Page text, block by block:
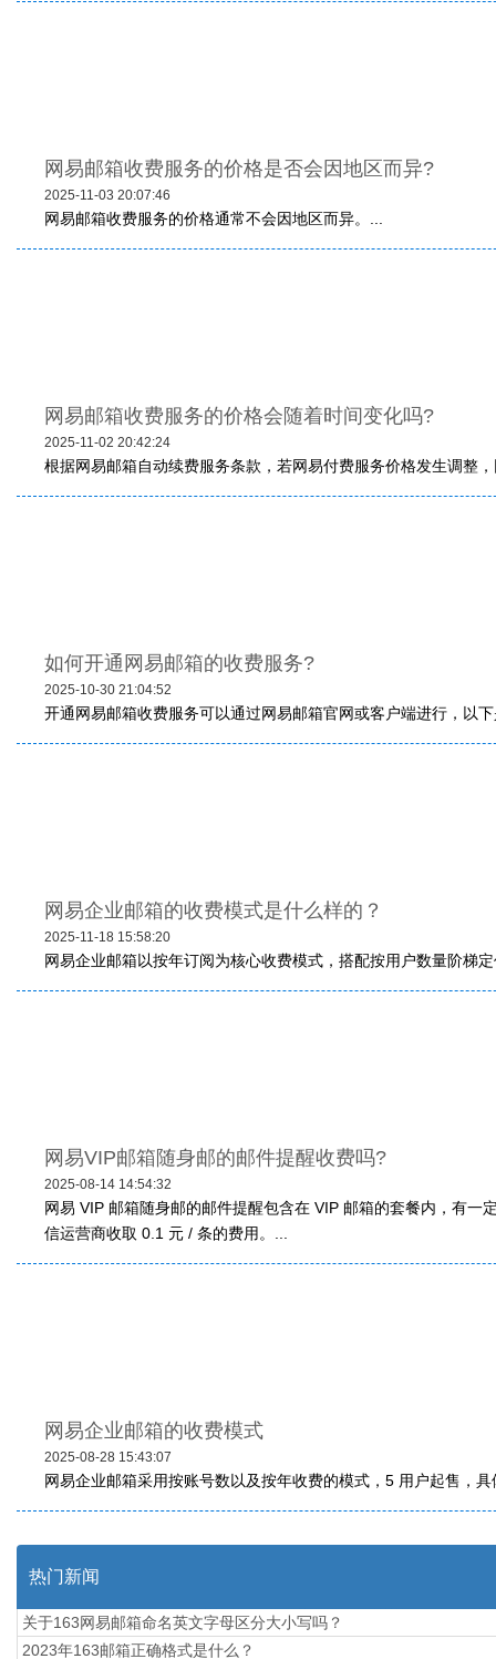
网易邮箱收费服务的价格是否会因地区而异?
2025-11-03 20:07:46
网易邮箱收费服务的价格通常不会因地区而异。...
网易邮箱收费服务的价格会随着时间变化吗?
2025-11-02 20:42:24
根据网易邮箱自动续费服务条款，若网易付费服务价格发生调整
如何开通网易邮箱的收费服务?
2025-10-30 21:04:52
开通网易邮箱收费服务可以通过网易邮箱官网或客户端进行，以
网易企业邮箱的收费模式是什么样的？
2025-11-18 15:58:20
网易企业邮箱以按年订阅为核心收费模式，搭配按用户数量阶梯
网易VIP邮箱随身邮的邮件提醒收费吗?
2025-08-14 14:54:32
网易 VIP 邮箱​随身邮的邮件提醒包含在 VIP 邮箱的套餐内，有
信运营商收取 0.1 元 / 条的费用。...
网易企业邮箱的收费模式
2025-08-28 15:43:07
网易企业邮箱采用按账号数以及按年收费的模式，5 用户起售，
热门新闻
关于163网易邮箱命名英文字母区分大小写吗？
2023年163邮箱正确格式是什么？